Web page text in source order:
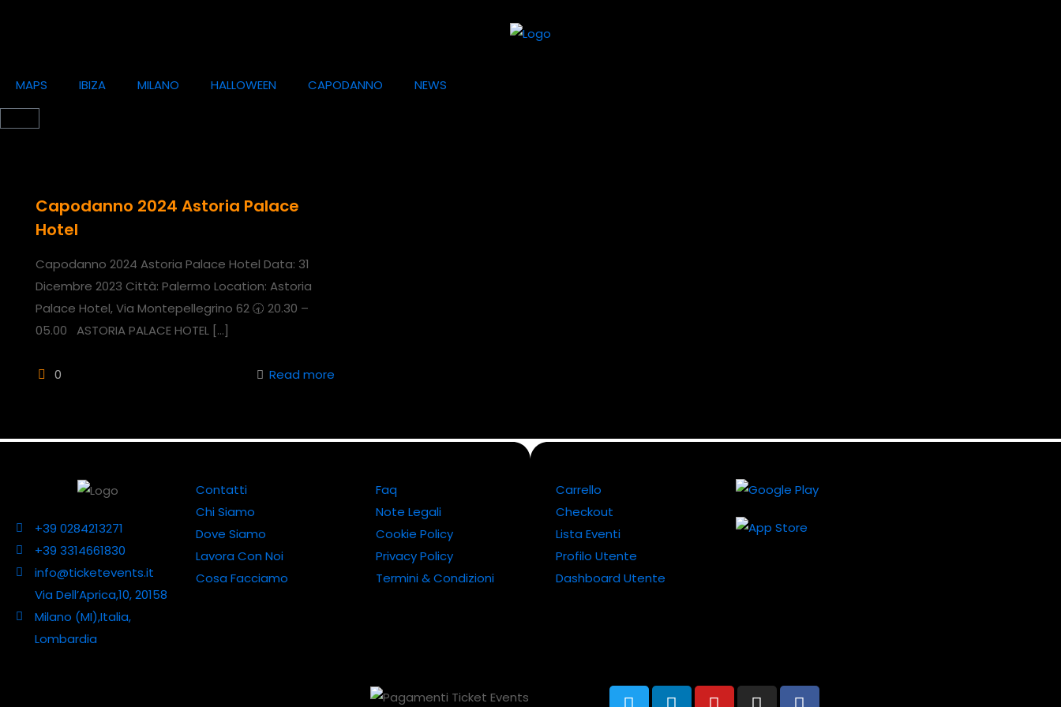
MAPS IBIZA MILANO HALLOWEEN CAPODANNO NEWS
Capodanno 2024 Astoria Palace
Hotel
Capodanno 2024 Astoria Palace Hotel Data: 31
Dicembre 2023 Città: Palermo Location: Astoria
Palace Hotel, Via Montepellegrino 62 🕣 20.30 –
05.00 ASTORIA PALACE HOTEL […]
0 Read more
+39 0284213271
+39 3314661830
info@ticketevents.it
Via Dell’Aprica,10, 20158
Milano (MI),Italia,
Lombardia
Contatti
Chi Siamo
Dove Siamo
Lavora Con Noi
Cosa Facciamo
Faq
Note Legali
Cookie Policy
Privacy Policy
Termini & Condizioni
Carrello
Checkout
Lista Eventi
Profilo Utente
Dashboard Utente